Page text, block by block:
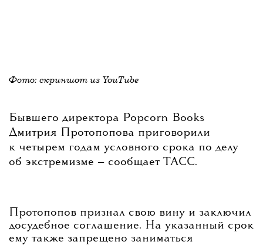
Фото: скриншот из YouTube
Бывшего директора Popcorn Books
Дмитрия Протопопова приговорили
к четырем годам условного срока по делу
об экстремизме — сообщает ТАСС.
Протопопов признал свою вину и заключил
досудебное соглашение. На указанный срок
ему также запрещено заниматься